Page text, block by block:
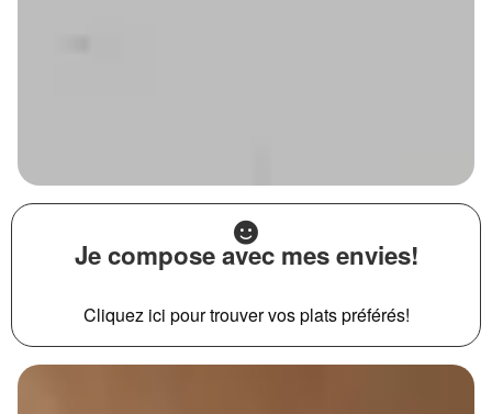
Je compose avec mes envies!
Cliquez ici pour trouver vos plats préférés!